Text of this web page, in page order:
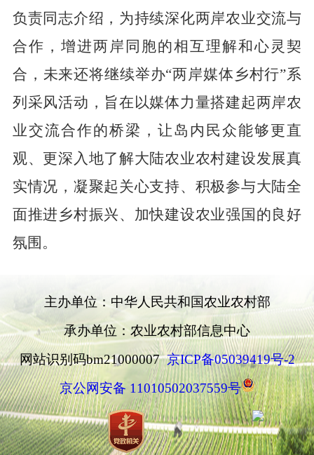
负责同志介绍，为持续深化两岸农业交流与
合作，增进两岸同胞的相互理解和心灵契
合，未来还将继续举办“两岸媒体乡村行”系
列采风活动，旨在以媒体力量搭建起两岸农
业交流合作的桥梁，让岛内民众能够更直
观、更深入地了解大陆农业农村建设发展真
实情况，凝聚起关心支持、积极参与大陆全
面推进乡村振兴、加快建设农业强国的良好
氛围。
主办单位：中华人民共和国农业农村部
承办单位：农业农村部信息中心
网站识别码bm21000007京ICP备05039419号-2
京公网安备 11010502037559号